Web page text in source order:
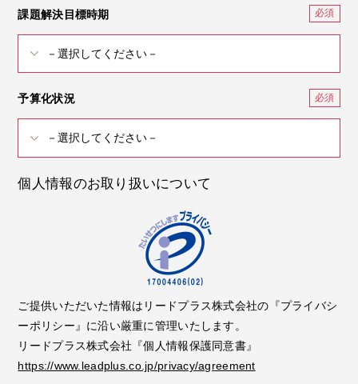
課題解決目標時期
予算化状況
個人情報のお取り扱いについて
ご提供いただいた情報はリードプラス株式会社の『プライバシ
ーポリシー』に沿い厳重に管理いたします。
リードプラス株式会社『個人情報保護同意書』
https://www.leadplus.co.jp/privacy/agreement